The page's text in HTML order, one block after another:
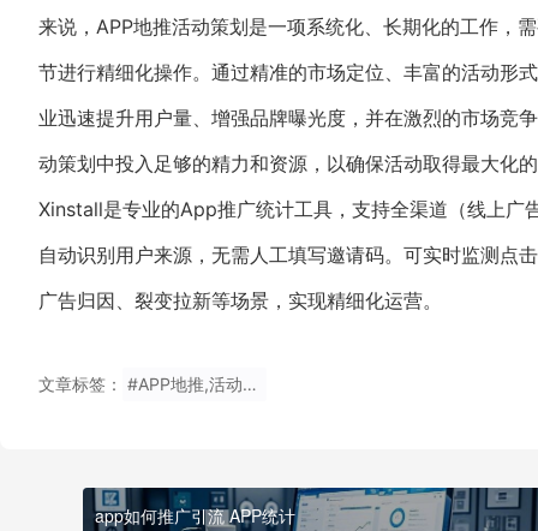
来说，APP地推活动策划是一项系统化、长期化的工作，
节进行精细化操作。通过精准的市场定位、丰富的活动形
业迅速提升用户量、增强品牌曝光度，并在激烈的市场竞
动策划中投入足够的精力和资源，以确保活动取得最大化
Xinstall是专业的App推广统计工具，支持全渠道（线上
自动识别用户来源，无需人工填写邀请码。可实时监测点
广告归因、裂变拉新等场景，实现精细化运营。
文章标签： #APP地推,活动策划,用户量提升,品牌曝光,市场竞争,地推活动执行
app如何推广引流 APP统计